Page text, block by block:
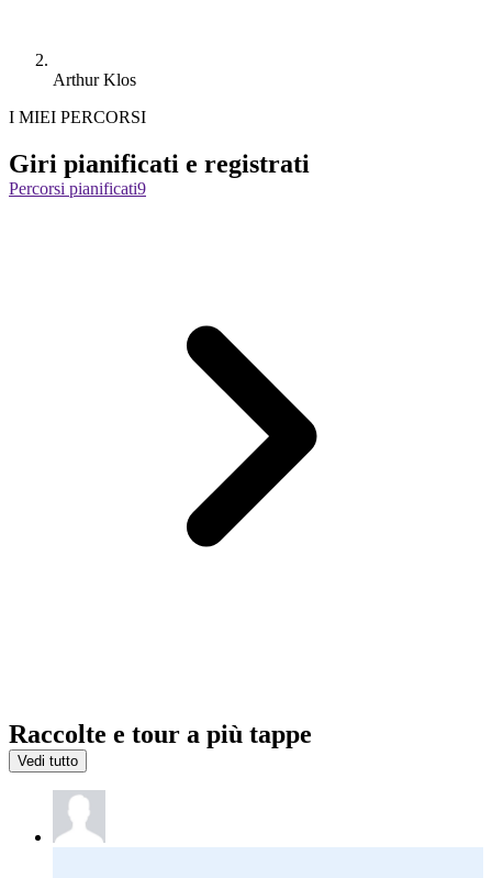
Arthur Klos
I MIEI PERCORSI
Giri pianificati e registrati
Percorsi pianificati9
Raccolte e tour a più tappe
Vedi tutto